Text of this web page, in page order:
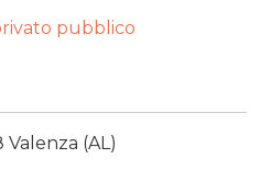
pubblico
Valenza (AL)